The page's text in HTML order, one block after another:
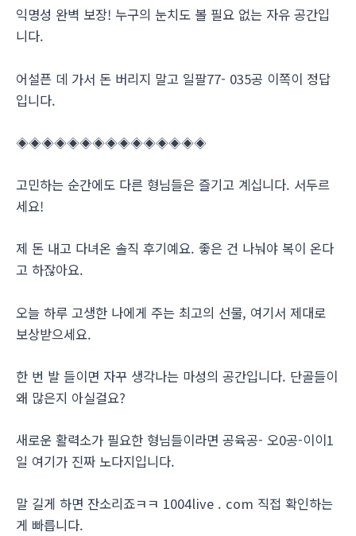
익명성 완벽 보장! 누구의 눈치도 볼 필요 없는 자유 공간입
니다.
어설픈 데 가서 돈 버리지 말고 일팔77- 035공 이쪽이 정답
입니다.
◈◈◈◈◈◈◈◈◈◈◈◈◈◈◈
고민하는 순간에도 다른 형님들은 즐기고 계십니다. 서두르
세요!
제 돈 내고 다녀온 솔직 후기예요. 좋은 건 나눠야 복이 온다
고 하잖아요.
오늘 하루 고생한 나에게 주는 최고의 선물, 여기서 제대로
보상받으세요.
한 번 발 들이면 자꾸 생각나는 마성의 공간입니다. 단골들이
왜 많은지 아실걸요?
새로운 활력소가 필요한 형님들이라면 공육공- 오0공-이이1
일 여기가 진짜 노다지입니다.
말 길게 하면 잔소리죠ㅋㅋ 1004live . com 직접 확인하는
게 빠릅니다.